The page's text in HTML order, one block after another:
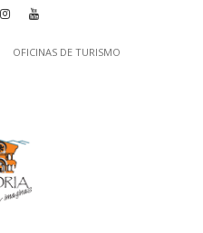
OFICINAS DE TURISMO